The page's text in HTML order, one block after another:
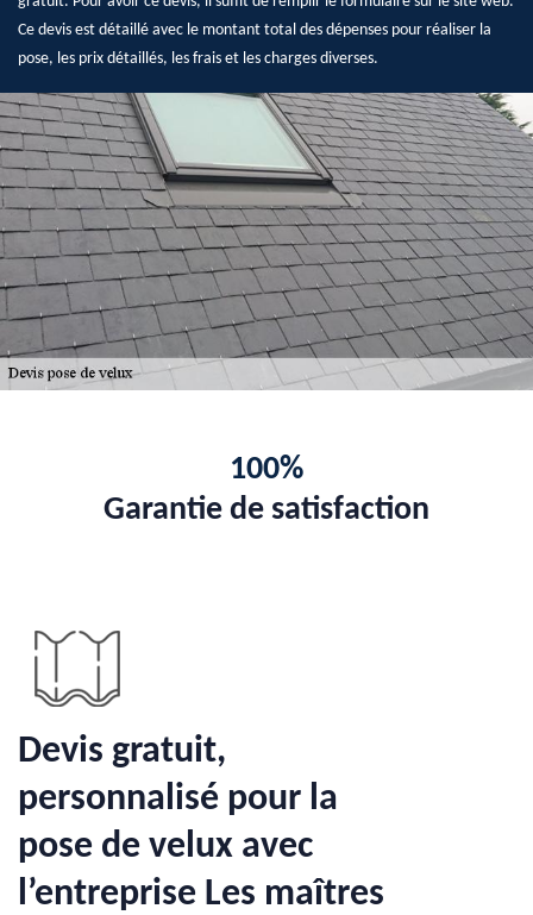
Ce devis est détaillé avec le montant total des dépenses pour réaliser la
pose, les prix détaillés, les frais et les charges diverses.
100%
Garantie de satisfaction
Devis gratuit,
personnalisé pour la
pose de velux avec
l’entreprise Les maîtres